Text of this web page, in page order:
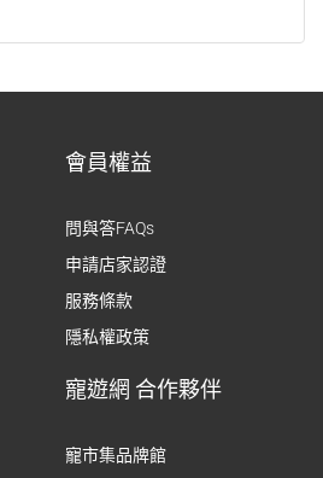
會員權益
問與答FAQs
申請店家認證
服務條款
隱私權政策
寵遊網 合作夥伴
寵市集品牌館